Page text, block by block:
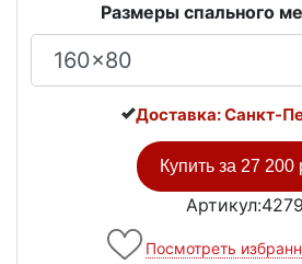
Размеры спального
Доставка: Санкт-
Купить за 27 200
Артикул:4279
Посмотреть